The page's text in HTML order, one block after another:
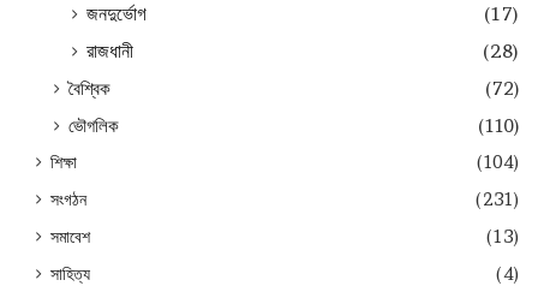
জনদুর্ভোগ
(17)
রাজধানী
(28)
বৈশ্বিক
(72)
ভৌগলিক
(110)
শিক্ষা
(104)
সংগঠন
(231)
সমাবেশ
(13)
সাহিত্য
(4)